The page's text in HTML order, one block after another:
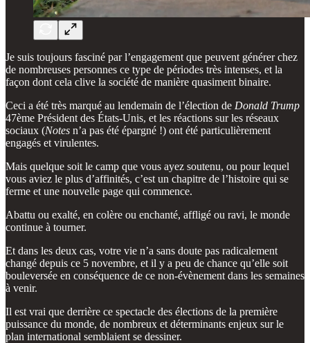
Je suis toujours fasciné par l’engagement que peuvent générer chez
de nombreuses personnes ce type de périodes très intenses, et la
façon dont cela clive la société de manière quasiment binaire.
Ceci a été très marqué au lendemain de l’élection de Donald Trump
47ème Président des États-Unis, et les réactions sur les réseaux
sociaux (Notes n’a pas été épargné !) ont été particulièrement
engagés et virulentes.
Mais quelque soit le camp que vous ayez soutenu, ou pour lequel
vous aviez le plus d’affinités, c’est un chapitre de l’histoire qui se
ferme et une nouvelle page qui commence.
Abattu ou exalté, en colère ou enchanté, affligé ou ravi, le monde
continue à tourner.
Et dans les deux cas, votre vie n’a sans doute pas radicalement
changé depuis ce 5 novembre, et il y a peu de chance qu’elle soit
bouleversée en conséquence de ce non-évènement dans les semaines
à venir.
Il est vrai que derrière ce spectacle des élections de la première
puissance du monde, de nombreux et déterminants enjeux sur le
plan international semblaient se dessiner.